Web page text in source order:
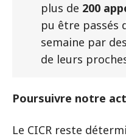
plus de 200
pu être passés
semaine par
de leurs
Poursuivre notre
Le CICR reste